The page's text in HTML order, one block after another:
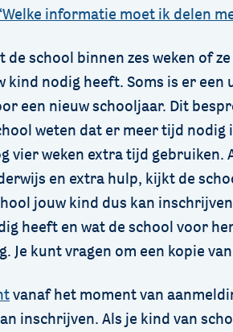
‘Welke informatie moet ik delen
school binnen zes weken of ze
kind nodig heeft. Soms is er een
een nieuw schooljaar. Dit
weten dat er meer tijd nodig
vier weken extra tijd gebruiken.
en extra hulp, kijkt de
jouw kind dus kan
heeft en wat de school voor
Je kunt vragen om een kopie
vanaf het moment van
inschrijven. Als je kind van